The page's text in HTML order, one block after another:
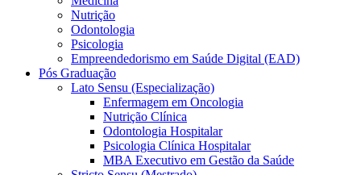
Nutrição
Odontologia
Psicologia
Empreendedorismo em Saúde Digital (EAD)
Pós Graduação
Lato Sensu (Especialização)
Enfermagem em Oncologia
Nutrição Clínica
Odontologia Hospitalar
Psicologia Clínica Hospitalar
MBA Executivo em Gestão da Saúde